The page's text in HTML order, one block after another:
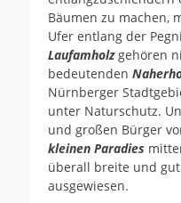
Bäumen zu machen,
Ufer entlang der
Laufamholzgehören
bedeutenden
Nürnberger
unter Naturschutz.
und großen Bürger
kleinen Paradies
überall breite und
ausgewiesen.